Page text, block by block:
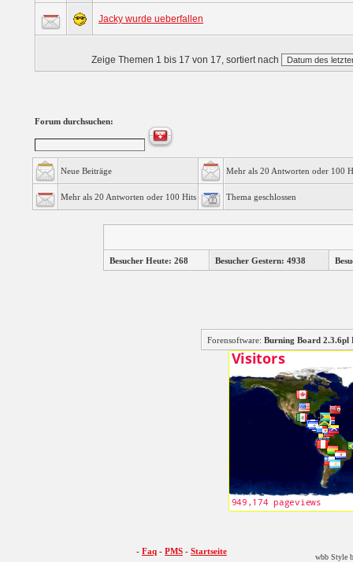
Jacky wurde ueberfallen
Zeige Themen 1 bis 17 von 17, sortiert nach
Forum durchsuchen:
Neue Beiträge Mehr als 20 Antworten oder 100
Mehr als 20 Antworten oder 100 Hits Thema geschlossen
Besucher Heute: 268 Besucher Gestern: 4938
Forensoftware: Burning Board
- Faq - PMS - Startseite
wbb Style